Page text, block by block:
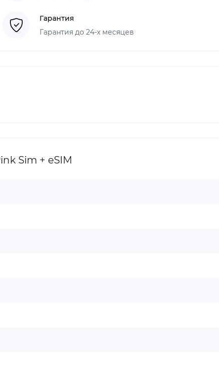
Гарантия
Гарантия до 24-х месяцев
Sim + eSIM